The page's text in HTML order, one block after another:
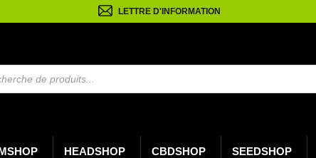
LETTRE D'INFORMATION
HEADSHOP CBDSHOP SEEDSHOP